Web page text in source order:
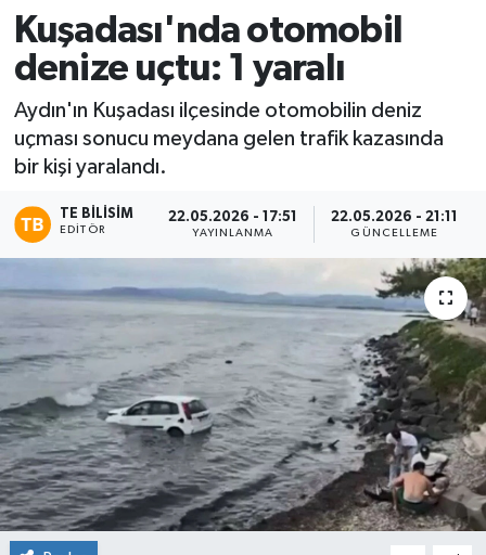
Kuşadası'nda otomobil
denize uçtu: 1 yaralı
Aydın'ın Kuşadası ilçesinde otomobilin deniz
uçması sonucu meydana gelen trafik kazasında
bir kişi yaralandı.
TE BILISIM
EDITÖR
22.05.2026 - 17:51
YAYINLANMA
22.05.2026 - 21:11
GÜNCELLEME
Tüm Manşetler
Son Dakika Haberleri
Haber Arşivi